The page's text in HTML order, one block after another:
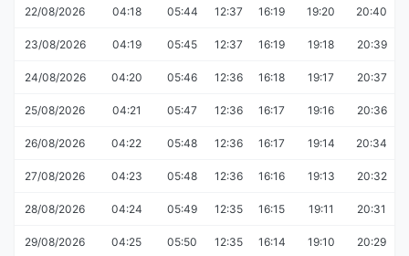
22/08/2026 04:18 05:44 12:37 16:19 19:20 20:40
23/08/2026 04:19 05:45 12:37 16:19 19:18 20:39
24/08/2026 04:20 05:46 12:36 16:18 19:17 20:37
25/08/2026 04:21 05:47 12:36 16:17 19:16 20:36
26/08/2026 04:22 05:48 12:36 16:17 19:14 20:34
27/08/2026 04:23 05:48 12:36 16:16 19:13 20:32
28/08/2026 04:24 05:49 12:35 16:15 19:11 20:31
29/08/2026 04:25 05:50 12:35 16:14 19:10 20:29